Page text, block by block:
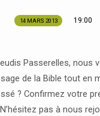
14 MARS 2013 19:00
Passerelles, nous
de la Bible tout en
? Confirmez votre
pas à nous